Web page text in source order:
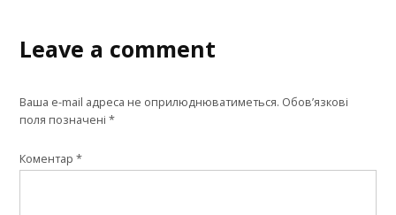
Leave a comment
Ваша e-mail адреса не оприлюднюватиметься. Обов’язкові
поля позначені*
Коментар*